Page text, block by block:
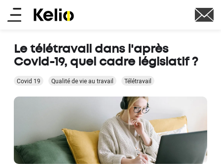
Aller
auMain
Le télétravail dans l'après
Covid-19, quel cadre législatif ?
Covid 19 Qualité de vie au travail Télétravail